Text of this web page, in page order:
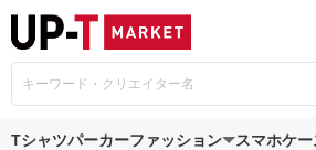
Tシャツパーカーファッション スマホケ